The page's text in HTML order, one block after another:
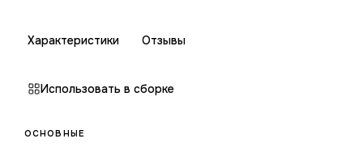
Характеристики Отзывы
Использовать в сборке
ОСНОВНЫЕ